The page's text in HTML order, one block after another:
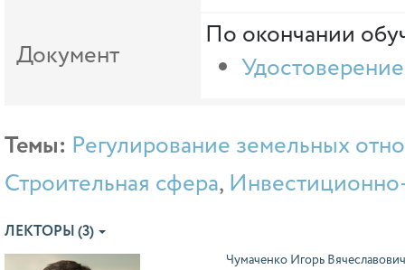
Документ
По окончании
Темы: Регулирование земельных
Строительная сфера,
ЛЕКТОРЫ (3)
Чумаченко Игорь Вячеславович